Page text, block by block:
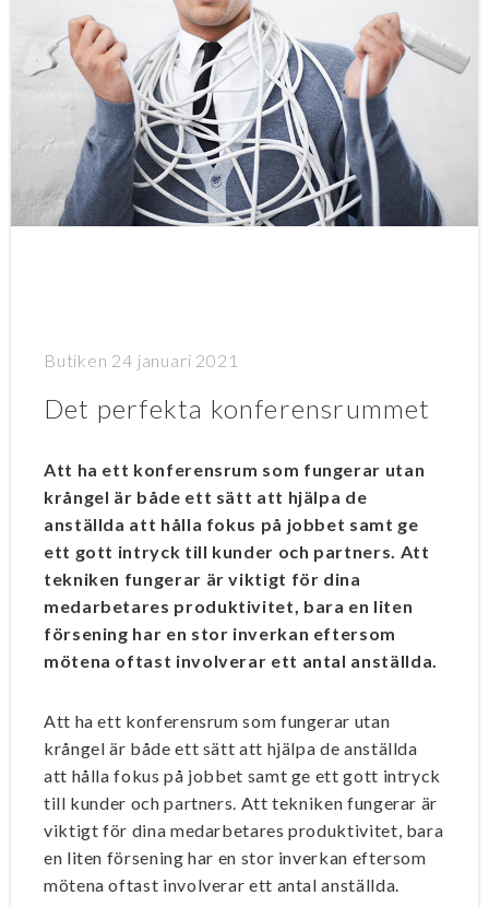
Butiken 24 januari 2021
Det perfekta konferensrummet
​Att ha ett konferensrum som fungerar utan
krångel är både ett sätt att hjälpa de
anställda att hålla fokus på jobbet samt ge
ett gott intryck till kunder och partners. Att
tekniken fungerar är viktigt för dina
medarbetares produktivitet, bara en liten
försening har en stor inverkan eftersom
mötena oftast involverar ett antal anställda.
Att ha ett konferensrum som fungerar utan
krångel är både ett sätt att hjälpa de anställda
att hålla fokus på jobbet samt ge ett gott intryck
till kunder och partners. Att tekniken fungerar är
viktigt för dina medarbetares produktivitet, bara
en liten försening har en stor inverkan eftersom
mötena oftast involverar ett antal anställda.